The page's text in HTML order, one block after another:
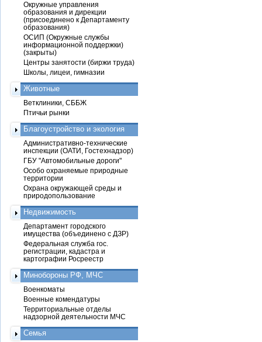
Окружные управления
образования и дирекции
(присоединено к Департаменту
образования)
ОСИП (Окружные службы
информационной поддержки)
(закрыты)
Центры занятости (биржи труда)
Школы, лицеи, гимназии
Животные
Ветклиники, СББЖ
Птичьи рынки
Благоустройство и экология
Административно-технические
инспекции (ОАТИ, Гостехнадзор)
ГБУ "Автомобильные дороги"
Особо охраняемые природные
территории
Охрана окружающей среды и
природопользование
Недвижимость
Департамент городского
имущества (объединено с ДЗР)
Федеральная служба гос.
регистрации, кадастра и
картографии Росреестр
Минобороны РФ, МЧС
Военкоматы
Военные комендатуры
Территориальные отделы
надзорной деятельности МЧС
Семья